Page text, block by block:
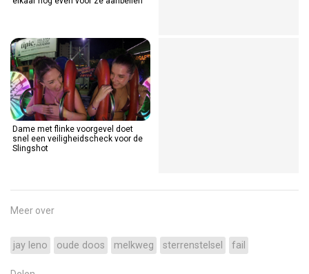
Dame met flinke voorgevel doet
snel een veiligheidscheck voor de
Slingshot
Meer over
jay leno oude doos melkweg sterrenstelsel fail